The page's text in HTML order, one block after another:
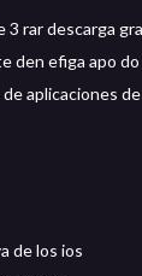
3 rar descarga
den efiga apo do
aplicaciones
de los ios